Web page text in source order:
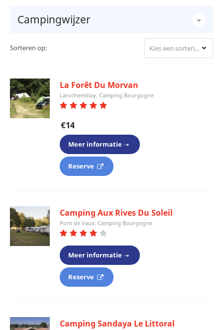
Campingwijzer
Sorteren op: Kies een sortering
La Forêt Du Morvan
Larochemillay, Camping Bourgogne
€14
Meer informatie
Reserve
Camping Aux Rives Du Soleil
Pont de Vaux, Camping Bourgogne
Meer informatie
Reserve
Camping Sandaya Le Littoral